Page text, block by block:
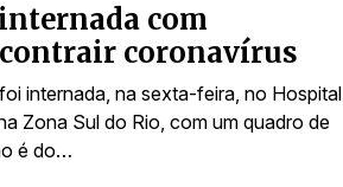
com
coronavírus
internada, na sexta-feira, no Hospital
Zona Sul do Rio, com um quadro de
é do…